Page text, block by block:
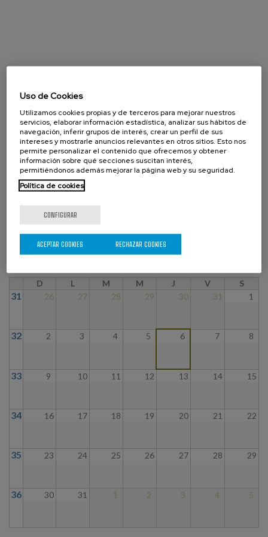
Agosto 2026
D L M M J V S
31 26 27 28 29 30 31 1
32 2 3 4 5 6 7 8
33 9 10 11 12 13 14 15
34 16 17 18 19 20 21 22
35 23 24 25 26 27 28 29
36 30 31 1 2 3 4 5
Uso de Cookies
Utilizamos cookies propias y de terceros para mejorar nuestros
servicios, elaborar información estadística, analizar sus hábitos de
navegación, inferir grupos de interés, crear un perfil de sus
intereses y mostrarle anuncios relevantes en otros sitios. Esto nos
permite personalizar el contenido que ofrecemos y obtener
información sobre qué secciones suscitan interés,
permitiéndonos además mejorar la página web y su seguridad.
Política de cookies
CONFIGURAR
RECHAZAR COOKIES
ACEPTAR COOKIES